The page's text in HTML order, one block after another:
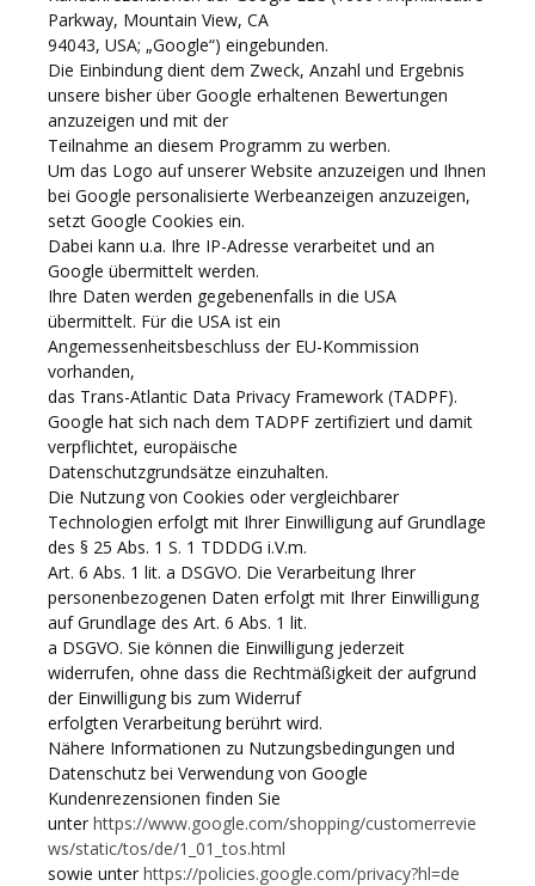
Parkway, Mountain View, CA
94043, USA; „Google“) eingebunden.
Die Einbindung dient dem Zweck, Anzahl und Ergebnis
unsere bisher über Google erhaltenen Bewertungen
anzuzeigen und mit der
Teilnahme an diesem Programm zu werben.
Um das Logo auf unserer Website anzuzeigen und Ihnen
bei Google personalisierte Werbeanzeigen anzuzeigen,
setzt Google Cookies ein.
Dabei kann u.a. Ihre IP-Adresse verarbeitet und an
Google übermittelt werden.
Ihre Daten werden gegebenenfalls in die USA
übermittelt. Für die USA ist ein
Angemessenheitsbeschluss der EU-Kommission
vorhanden,
das Trans-Atlantic Data Privacy Framework (TADPF).
Google hat sich nach dem TADPF zertifiziert und damit
verpflichtet, europäische
Datenschutzgrundsätze einzuhalten.
Die Nutzung von Cookies oder vergleichbarer
Technologien erfolgt mit Ihrer Einwilligung auf Grundlage
des § 25 Abs. 1 S. 1 TDDDG i.V.m.
Art. 6 Abs. 1 lit. a DSGVO. Die Verarbeitung Ihrer
personenbezogenen Daten erfolgt mit Ihrer Einwilligung
auf Grundlage des Art. 6 Abs. 1 lit.
a DSGVO. Sie können die Einwilligung jederzeit
widerrufen, ohne dass die Rechtmäßigkeit der aufgrund
der Einwilligung bis zum Widerruf
erfolgten Verarbeitung berührt wird.
Nähere Informationen zu Nutzungsbedingungen und
Datenschutz bei Verwendung von Google
Kundenrezensionen finden Sie
unter https://www.google.com/shopping/customerrevie
ws/static/tos/de/1_01_tos.html
sowie unter https://policies.google.com/privacy?hl=de